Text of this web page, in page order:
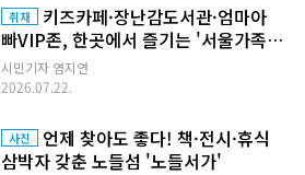
취재
빠VIP존, 한곳에서 즐기는 '서울가족플
라자'
시민기자 염지연
2026.07.22.
사진
삼박자 갖춘 노들섬 '노들서가'